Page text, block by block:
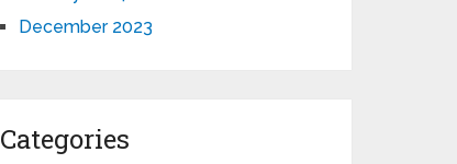
December 2023
Categories